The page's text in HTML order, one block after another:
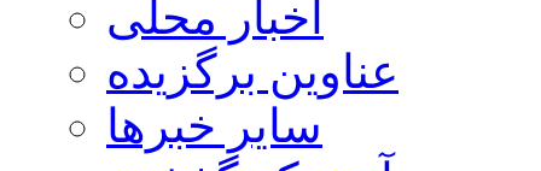
اخبار محلی
عناوین برگزیده
سایر خبرها